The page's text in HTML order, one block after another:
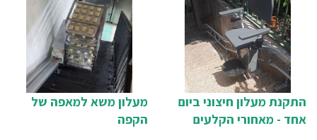
מעלון משא למאפה של
הקפה
התקנת מעלון חיצוני ביום
אחד - מאחורי הקלעים